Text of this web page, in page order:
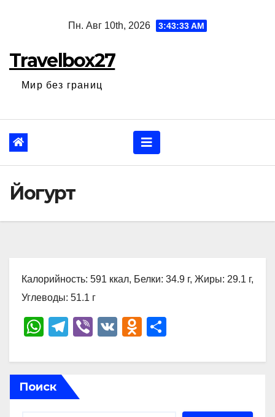
Пн. Авг 10th, 2026 3:43:34 AM
Travelbox27
Мир без границ
Йогурт
Калорийность: 591 ккал, Белки: 34.9 г, Жиры: 29.1 г,
Углеводы: 51.1 г
W
at
s
A
T
e
gr
a
Vi
er
V
O
n
р
Поиск